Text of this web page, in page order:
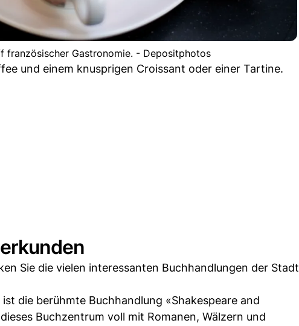
französischer Gastronomie. - Depositphotos
und einem knusprigen Croissant oder einer Tartine.
Sie die vielen interessanten Buchhandlungen der Stadt
die berühmte Buchhandlung «Shakespeare and
Buchzentrum voll mit Romanen, Wälzern und